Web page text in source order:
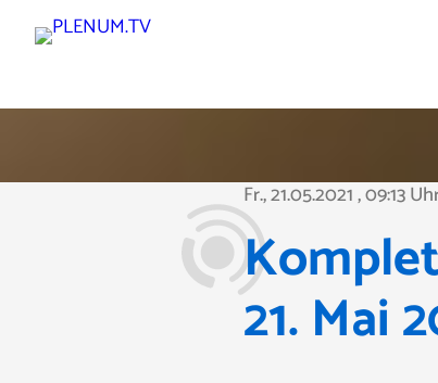
Fr., 21.05.2021, 09:13
21. Mai